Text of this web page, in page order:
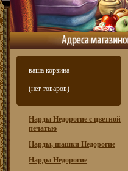
ваша корзина
(нет товаров)
Нарды Недорогие с цветной
печатью
Нарды, шашки Недорогие
Нарды Недорогие